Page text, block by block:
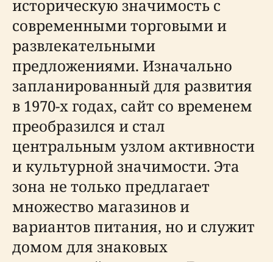
историческую значимость с
современными торговыми и
развлекательными
предложениями. Изначально
запланированный для развития
в 1970-х годах, сайт со временем
преобразился и стал
центральным узлом активности
и культурной значимости. Эта
зона не только предлагает
множество магазинов и
вариантов питания, но и служит
домом для знаковых